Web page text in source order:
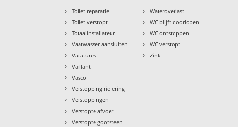
› Toilet reparatie
› Toilet verstopt
› Totaalinstallateur
› Vaatwasser aansluiten
› Vacatures
› Vaillant
› Vasco
› Verstopping riolering
› Verstoppingen
› Verstopte afvoer
› Verstopte gootsteen
› Wateroverlast
› WC blijft doorlopen
› WC ontstoppen
› WC verstopt
› Zink